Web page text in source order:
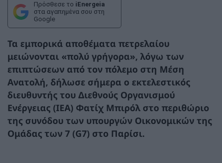
Πρόσθεσε το iEnergeia
στα αγαπημένα σου στη
Google
Τα εμπορικά αποθέματα πετρελαίου
μειώνονται «πολύ γρήγορα», λόγω των
επιπτώσεων από τον πόλεμο στη Μέση
Ανατολή, δήλωσε σήμερα ο εκτελεστικός
διευθυντής του Διεθνούς Οργανισμού
Ενέργειας (IEA) Φατίχ Μπιρόλ στο περιθώριο
της συνόδου των υπουργών Οικονομικών της
Ομάδας των 7 (G7) στο Παρίσι.